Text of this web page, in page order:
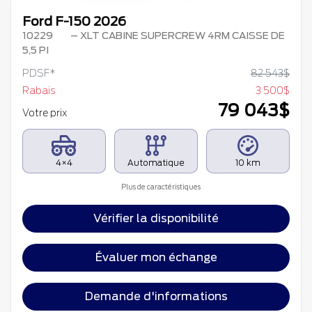
Ford F-150 2026
10229
– XLT CABINE SUPERCREW 4RM CAISSE DE
5,5 PI
PDSF* 82 543$
Rabais
3 500$
Votre prix
79 043$
4×4 Automatique 10 km
Plus de caractéristiques
Vérifier la disponibilité
Évaluer mon échange
Demande d'informations